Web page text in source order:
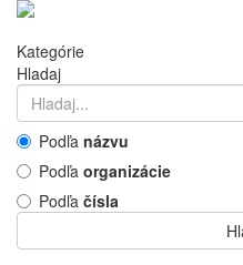
Kategórie
Hladaj
Podľa názvu
Podľa organizácie
Podľa čísla